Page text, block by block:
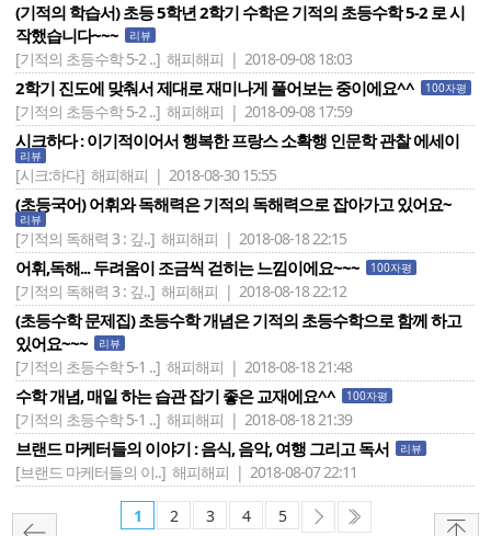
(기적의 학습서) 초등 5학년 2학기 수학은 기적의 초등수학 5-2 로 시
작했습니다~~~
리뷰
[기적의 초등수학 5-2 ..] 해피해피 | 2018-09-08 18:03
2학기 진도에 맞춰서 제대로 재미나게 풀어보는 중이에요^^ 100자평
[기적의 초등수학 5-2 ..] 해피해피 | 2018-09-08 17:59
시크하다 : 이기적이어서 행복한 프랑스 소확행 인문학 관찰 에세이
리뷰
[시크:하다] 해피해피 | 2018-08-30 15:55
(초등국어) 어휘와 독해력은 기적의 독해력으로 잡아가고 있어요~
리뷰
[기적의 독해력 3 : 깊..] 해피해피 | 2018-08-18 22:15
어휘,독해... 두려움이 조금씩 걷히는 느낌이에요~~~ 100자평
[기적의 독해력 3 : 깊..] 해피해피 | 2018-08-18 22:12
(초등수학 문제집) 초등수학 개념은 기적의 초등수학으로 함께 하고
있어요~~~
리뷰
[기적의 초등수학 5-1 ..] 해피해피 | 2018-08-18 21:48
수학 개념, 매일 하는 습관 잡기 좋은 교재에요^^ 100자평
[기적의 초등수학 5-1 ..] 해피해피 | 2018-08-18 21:39
브랜드 마케터들의 이야기 : 음식, 음악, 여행 그리고 독서 리뷰
[브랜드 마케터들의 이..] 해피해피 | 2018-08-07 22:11
1 2 3 4 5